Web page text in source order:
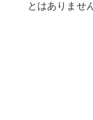
とはありませ